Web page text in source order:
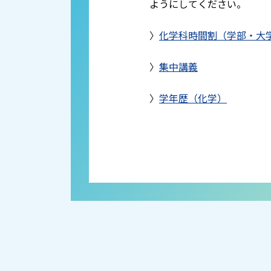
ようにしてください。
〉 化学科時間割（学部・大
〉 集中講義
〉 学年歴（化学）